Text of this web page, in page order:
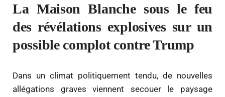
La Maison Blanche sous le feu
des révélations explosives sur un
possible complot contre Trump
Dans un climat politiquement tendu, de nouvelles
allégations graves viennent secouer le paysage